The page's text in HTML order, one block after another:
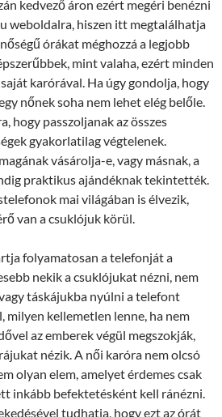
kedvező áron ezért megéri benézni
weboldalra, hiszen itt megtalálhatja
órákat méghozzá a legjobb
mint valaha, ezért minden
karórával. Ha úgy gondolja, hogy
nőnek soha nem lehet elég belőle.
hogy passzoljanak az összes
gyakorlatilag végtelenek.
vásárolja-e, vagy másnak, a
praktikus ajándéknak tekintették.
mai világában is élvezik,
van a csuklójuk körül.
folyamatosan a telefonját a
nekik a csuklójukat nézni, nem
táskájukba nyúlni a telefont
milyen kellemetlen lenne, ha nem
az emberek végül megszokják,
nézik. A női karóra nem olcsó
olyan elem, amelyet érdemes csak
inkább befektetésként kell ránézni.
tudhatja, hogy ezt az órát